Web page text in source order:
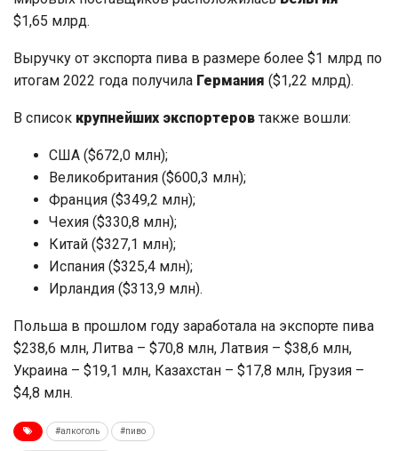
$1,65 млрд.
Выручку от экспорта пива в размере более $1 млрд по
итогам 2022 года получила Германия ($1,22 млрд).
В список крупнейших экспортеров также вошли:
США ($672,0 млн);
Великобритания ($600,3 млн);
Франция ($349,2 млн);
Чехия ($330,8 млн);
Китай ($327,1 млн);
Испания ($325,4 млн);
Ирландия ($313,9 млн).
Польша в прошлом году заработала на экспорте пива
$238,6 млн, Литва – $70,8 млн, Латвия – $38,6 млн,
Украина – $19,1 млн, Казахстан – $17,8 млн, Грузия –
$4,8 млн.
#алкоголь #пиво